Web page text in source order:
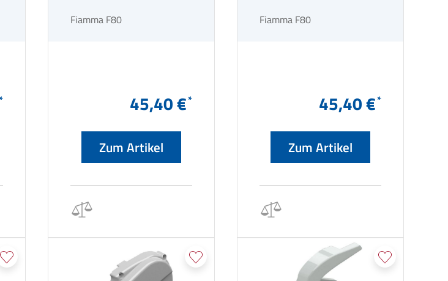
Fiamma F80
45,40 €
Zum Artikel
Fiamma F80
45,40 €
Zum Artikel